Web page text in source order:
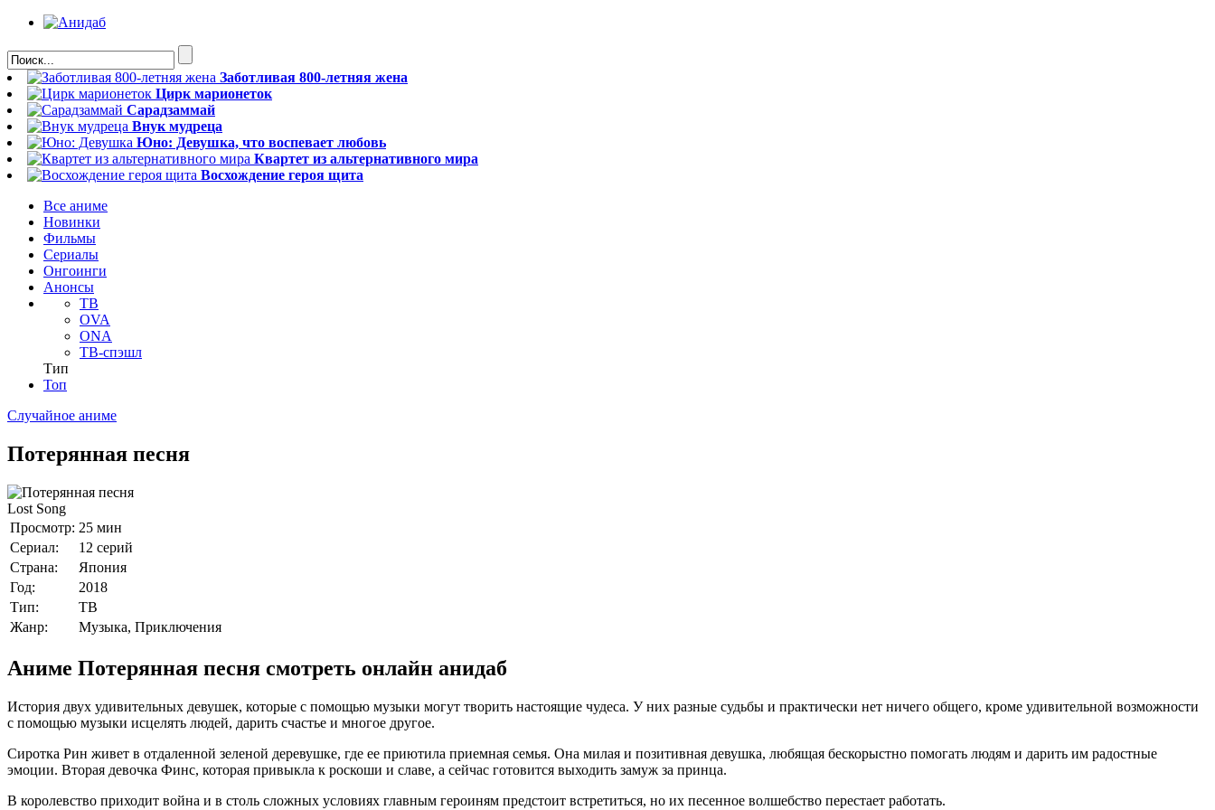
Заботливая 800-летняя жена
Цирк марионеток
Сарадзаммай
Внук мудреца
Юно: Девушка, что воспевает любовь
Квартет из альтернативного мира
Восхождение героя щита
Все аниме
Новинки
Фильмы
Сериалы
Онгоинги
Анонсы
ТВ
OVA
ONA
ТВ-спэшл
Тип
Топ
Случайное аниме
Потерянная песня
Lost Song
Просмотр: 25 мин
Сериал:
12 серий
Страна:
Япония
Год:
2018
Тип:
ТВ
Жанр:
Музыка, Приключения
Аниме Потерянная песня смотреть онлайн анидаб
История двух удивительных девушек, которые с помощью музыки могут творить настоящие чудеса. У них разные судьбы и практически нет ничего общего, кроме удивительной возможности
с помощью музыки исцелять людей, дарить счастье и многое другое.
Сиротка Рин живет в отдаленной зеленой деревушке, где ее приютила приемная семья. Она милая и позитивная девушка, любящая бескорыстно помогать людям и дарить им радостные
эмоции. Вторая девочка Финс, которая привыкла к роскоши и славе, а сейчас готовится выходить замуж за принца.
В королевство приходит война и в столь сложных условиях главным героиням предстоит встретиться, но их песенное волшебство перестает работать.